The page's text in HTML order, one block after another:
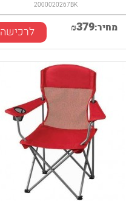
2000020267BK
מחיר: ₪379 לרכישה